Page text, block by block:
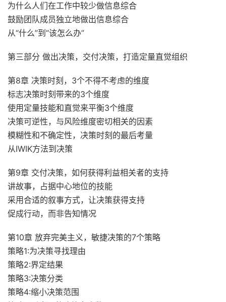
为什么人们在工作中较少做信息综合
鼓励团队成员独立地做出信息综合
从“什么”到“该怎么办”
第三部分 做出决策，交付决策，打造定量直觉组织
第8章 决策时刻，3个不得不考虑的维度
标志决策时刻带来的3个维度
使用定量技能和直觉来平衡3个维度
决策可逆性，与风险维度密切相关的因素
模糊性和不确定性，决策时刻的最后考量
从IWIK方法到决策
第9章 交付决策，如何获得利益相关者的支持
讲故事，占据中心地位的技能
采用合适的叙事方式，让决策获得支持
促成行动，而非告知情况
第10章 放弃完美主义，敏捷决策的7个策略
策略1:为决策寻找理由
策略2:界定结果
策略3:决策分类
策略4:缩小决策范围